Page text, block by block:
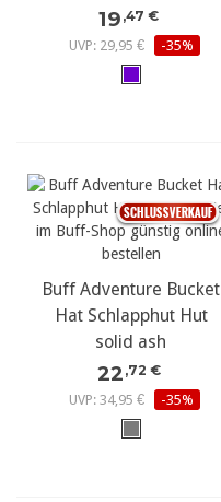
19 ,47 €
UVP: 29,95 €
-35%
Buff Adventure Bucket
Hat Schlapphut Hut
solid ash
22 ,72 €
UVP: 34,95 €
-35%